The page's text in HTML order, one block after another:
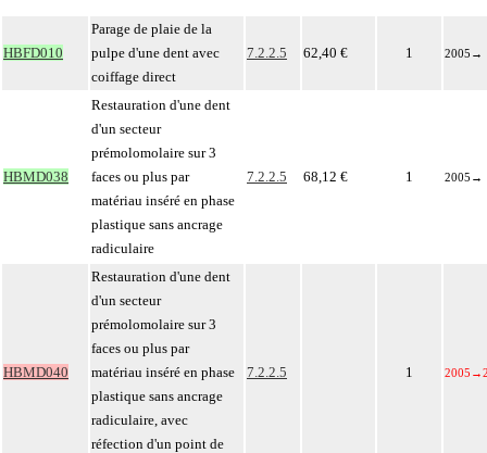
HBFD010
Parage de plaie de la
pulpe d'une dent avec
coiffage direct
7.2.2.5 62,40 € 1 2005 →
HBMD038
Restauration d'une dent
d'un secteur
prémolomolaire sur 3
faces ou plus par
matériau inséré en phase
plastique sans ancrage
radiculaire
7.2.2.5 68,12 € 1 2005 →
HBMD040
Restauration d'une dent
d'un secteur
prémolomolaire sur 3
faces ou plus par
matériau inséré en phase
plastique sans ancrage
radiculaire, avec
réfection d'un point de
7.2.2.5 1 2005 →